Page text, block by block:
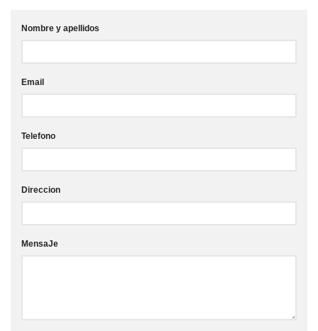
Nombre y apellidos
Email
Telefono
Direccion
MensaJe